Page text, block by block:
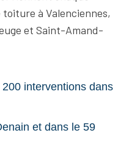
à Valenciennes,
et Saint-Amand-
interventions dans
et dans le 59